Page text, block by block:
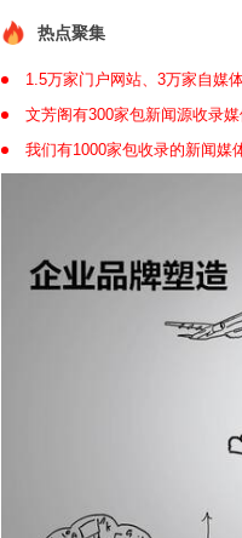
热点聚集
1.5万家门户网站、3万家自媒
文芳阁有300家包新闻源收录
我们有1000家包收录的新闻媒